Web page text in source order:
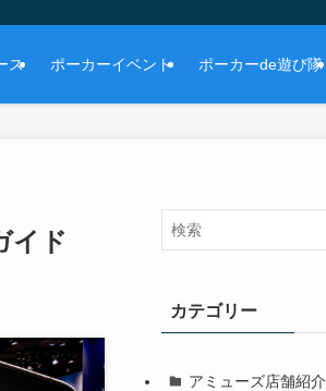
ス ポーカーイベント ポーカーde遊び隊
イド
カテゴリー
アミューズ店舗紹介